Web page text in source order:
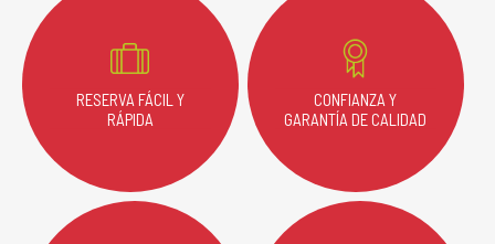
RESERVA FÁCIL Y
RÁPIDA
CONFIANZA Y
GARANTÍA DE CALIDAD